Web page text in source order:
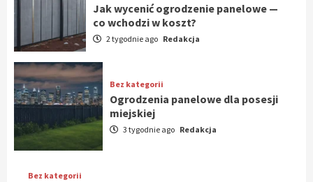
Jak wycenić ogrodzenie panelowe —
co wchodzi w koszt?
2 tygodnie ago Redakcja
Bez kategorii
Ogrodzenia panelowe dla posesji
miejskiej
3 tygodnie ago Redakcja
Bez kategorii